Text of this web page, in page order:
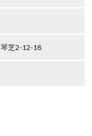
芝2-12-18